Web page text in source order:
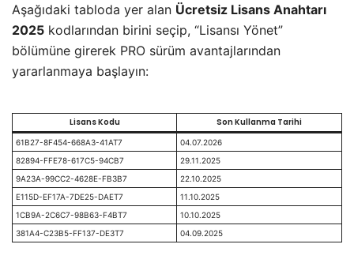
Aşağıdaki tabloda yer alan Ücretsiz Lisans Anahtarı
2025 kodlarından birini seçip, “Lisansı Yönet”
bölümüne girerek PRO sürüm avantajlarından
yararlanmaya başlayın:
Lisans Kodu Son Kullanma Tarihi
61B27-8F454-668A3-41AT7
04.07.2026
82894-FFE78-617C5-94CB7
29.11.2025
9A23A-99CC2-4628E-FB3B7
22.10.2025
E115D-EF17A-7DE25-DAET7
11.10.2025
1CB9A-2C6C7-98B63-F4BT7
10.10.2025
381A4-C23B5-FF137-DE3T7
04.09.2025